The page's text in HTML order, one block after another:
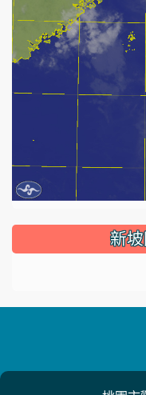
::: 新